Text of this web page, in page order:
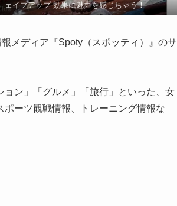
ェイプアップ 効果に魅力を感じちゃう！
メディア『Spoty（スポッティ）』のサ
ン」「グルメ」「旅行」といった、女
ーツ観戦情報、トレーニング情報な